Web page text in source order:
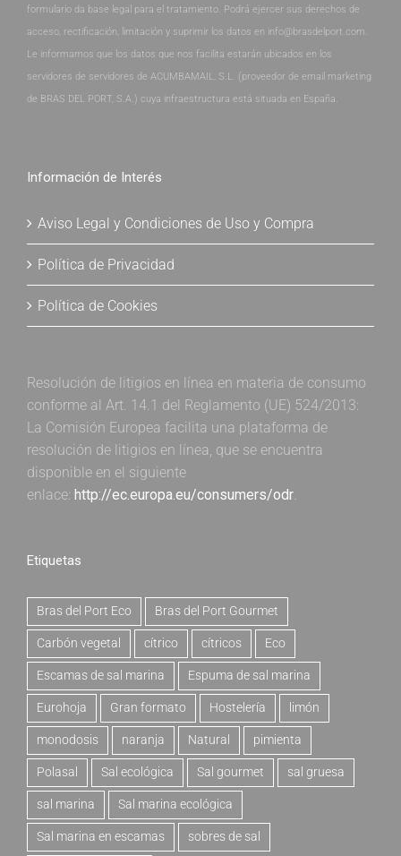
formulario da base legal para el tratamiento. Podrá ejercer sus derechos de
acceso, rectificación, limitación y suprimir los datos en info@brasdelport.com.
Le informamos que los datos que nos facilita estarán ubicados en los
servidores de servidores de ACUMBAMAIL, S.L. (proveedor de email marketing
de BRAS DEL PORT, S.A.) cuya infraestructura está situada en España.
Información de Interés
Aviso Legal y Condiciones de Uso y Compra
Política de Privacidad
Política de Cookies
Resolución de litigios en línea en materia de consumo
conforme al Art. 14.1 del Reglamento (UE) 524/2013:
La Comisión Europea facilita una plataforma de
resolución de litigios en línea, que se encuentra
disponible en el siguiente
enlace: http://ec.europa.eu/consumers/odr.
Etiquetas
Bras del Port Eco Bras del Port Gourmet
Carbón vegetal cítrico cítricos Eco
Escamas de sal marina Espuma de sal marina
Eurohoja Gran formato Hostelería limón
monodosis naranja Natural pimienta
Polasal Sal ecológica Sal gourmet sal gruesa
sal marina Sal marina ecológica
Sal marina en escamas sobres de sal